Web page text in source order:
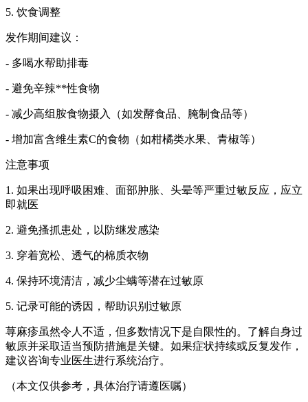
5. 饮食调整
发作期间建议：
- 多喝水帮助排毒
- 避免辛辣**性食物
- 减少高组胺食物摄入（如发酵食品、腌制食品等）
- 增加富含维生素C的食物（如柑橘类水果、青椒等）
注意事项
1. 如果出现呼吸困难、面部肿胀、头晕等严重过敏反应，应立
即就医
2. 避免搔抓患处，以防继发感染
3. 穿着宽松、透气的棉质衣物
4. 保持环境清洁，减少尘螨等潜在过敏原
5. 记录可能的诱因，帮助识别过敏原
荨麻疹虽然令人不适，但多数情况下是自限性的。了解自身过
敏原并采取适当预防措施是关键。如果症状持续或反复发作，
建议咨询专业医生进行系统治疗。
（本文仅供参考，具体治疗请遵医嘱）